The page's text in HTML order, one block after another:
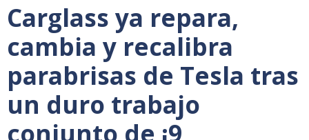
Carglass ya repara,
cambia y recalibra
parabrisas de Tesla tras
un duro trabajo